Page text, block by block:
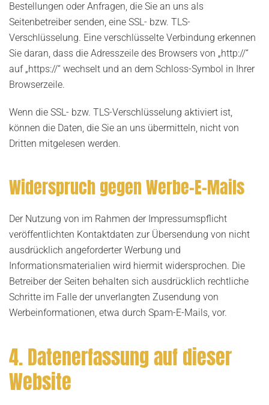
Bestellungen oder Anfragen, die Sie an uns als
Seitenbetreiber senden, eine SSL- bzw. TLS-
Verschlüsselung. Eine verschlüsselte Verbindung erkennen
Sie daran, dass die Adresszeile des Browsers von „http://“
auf „https://“ wechselt und an dem Schloss-Symbol in Ihrer
Browserzeile.
Wenn die SSL- bzw. TLS-Verschlüsselung aktiviert ist,
können die Daten, die Sie an uns übermitteln, nicht von
Dritten mitgelesen werden.
Widerspruch gegen Werbe-E-Mails
Der Nutzung von im Rahmen der Impressumspflicht
veröffentlichten Kontaktdaten zur Übersendung von nicht
ausdrücklich angeforderter Werbung und
Informationsmaterialien wird hiermit widersprochen. Die
Betreiber der Seiten behalten sich ausdrücklich rechtliche
Schritte im Falle der unverlangten Zusendung von
Werbeinformationen, etwa durch Spam-E-Mails, vor.
4. Datenerfassung auf dieser
Website